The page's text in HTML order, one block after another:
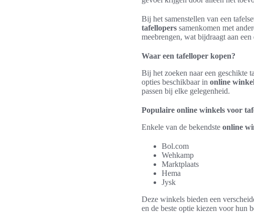
Bij het samenstellen van een
tafellopers samenkomen met
meebrengen, wat bijdraagt aan
Waar een tafelloper kopen?
Bij het zoeken naar een geschikte
opties beschikbaar in online
passen bij elke gelegenheid.
Populaire online winkels voor
Enkele van de bekendste online
Bol.com
Wehkamp
Marktplaats
Hema
Jysk
Deze winkels bieden een
en de beste optie kiezen voor hun